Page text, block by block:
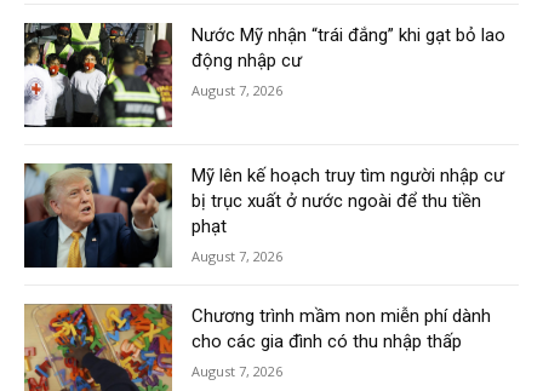
Nước Mỹ nhận “trái đắng” khi gạt bỏ lao
động nhập cư
August 7, 2026
Mỹ lên kế hoạch truy tìm người nhập cư
bị trục xuất ở nước ngoài để thu tiền
phạt
August 7, 2026
Chương trình mầm non miễn phí dành
cho các gia đình có thu nhập thấp
August 7, 2026